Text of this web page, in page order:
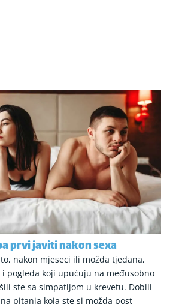
prvi javiti nakon sexa
nakon mjeseci ili možda tjedana,
i pogleda koji upućuju na međusobno
ste sa simpatijom u krevetu. Dobili
pitanja koja ste si možda post